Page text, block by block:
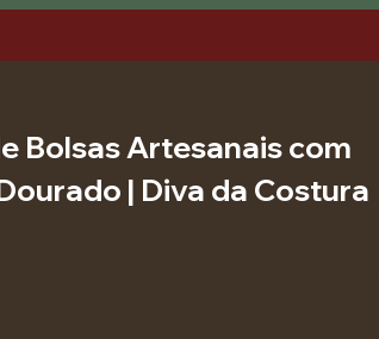
Bolsas Artesanais com
| Diva da Costura